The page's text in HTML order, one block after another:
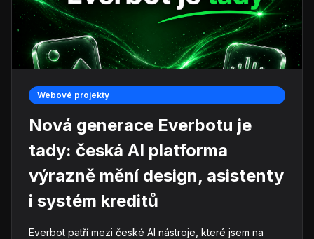
Webové projekty
Nová generace Everbotu je
tady: česká AI platforma
výrazně mění design, asistenty
i systém kreditů
Everbot patří mezi české AI nástroje, které jsem na